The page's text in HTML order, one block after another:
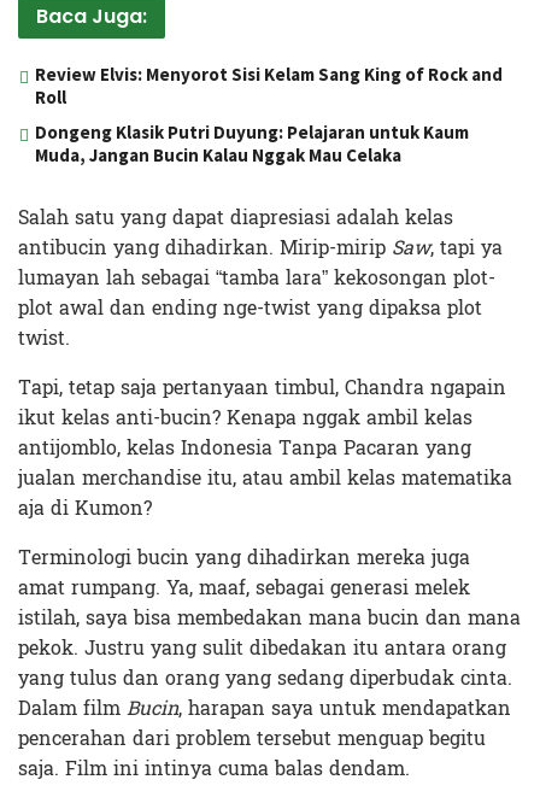
Baca Juga:
Review Elvis: Menyorot Sisi Kelam Sang King of Rock and
Roll
Dongeng Klasik Putri Duyung: Pelajaran untuk Kaum
Muda, Jangan Bucin Kalau Nggak Mau Celaka
Salah satu yang dapat diapresiasi adalah kelas
antibucin yang dihadirkan. Mirip-mirip Saw, tapi ya
lumayan lah sebagai “tamba lara” kekosongan plot-
plot awal dan ending nge-twist yang dipaksa plot
twist.
Tapi, tetap saja pertanyaan timbul, Chandra ngapain
ikut kelas anti-bucin? Kenapa nggak ambil kelas
antijomblo, kelas Indonesia Tanpa Pacaran yang
jualan merchandise itu, atau ambil kelas matematika
aja di Kumon?
Terminologi bucin yang dihadirkan mereka juga
amat rumpang. Ya, maaf, sebagai generasi melek
istilah, saya bisa membedakan mana bucin dan mana
pekok. Justru yang sulit dibedakan itu antara orang
yang tulus dan orang yang sedang diperbudak cinta.
Dalam filmBucin, harapan saya untuk mendapatkan
pencerahan dari problem tersebut menguap begitu
saja. Film ini intinya cuma balas dendam.